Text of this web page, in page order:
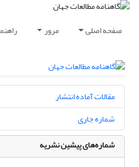
صفحه اصلی مرور
مقالات آماده انتشار
شماره جاری
شماره‌های پیشین نشریه